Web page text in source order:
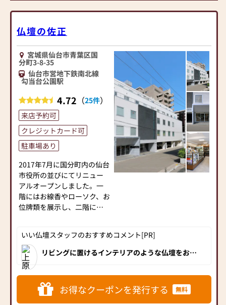
商品も展示中です！
全国のメーカーのお仏壇を
扱っているため、店頭にな
い商品もお取り寄せいたし
ます。ご希望の商品がありま
したらご相談ください。
│＊│ 位牌・仏具も同時
に揃えられるのが嬉しい
└─┼────────────────────────
お位牌、仏像、仏具はどの
宗派にも対応できる豊富な
品揃え◎
お位牌はご注文から【約２
～３週間】でお渡し可能で
す。
仏具はサイズ、色合い、デ
ザインなどお好きなものを
います。
┌─┐
│＊│ 仏壇の買い替えサ
└─┼────────────────────────
仏壇の買い替えをご検討中
仏壇の佐正
宮城県仙台市青葉区国
分町3-8-35
仙台市営地下鉄南北線
勾当台公園駅
4.72 （25件）
来店予約可
クレジットカード可
駐車場あり
2017年7月に国分町内の仙台
市役所の並びにてリニュー
アルオープンしました。一
階にはお線香やローソク、お
位牌類を展示し、二階には
テリアに合うモダン仏壇を
中心に豊富に取り揃えてお
ります。
■「勾当台公園駅」より徒
仙台市営地下鉄南北線「勾
いい仏壇スタッフのおすすめコメント[PR]
リビングに置けるインテリアのような仏壇をお探
ン仏壇・仏具・位牌が数多く展示されています。
仏壇はもちろん、位牌をお求めのお客様も多数来
店されています。宮城県内で仏壇をお探しのお客
様には一度は立ち寄っていただきたい人気店で
す。
お得なクーポンを発行する 無料